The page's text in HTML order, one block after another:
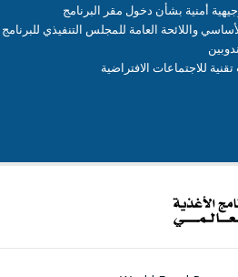
أمنية بشأن دخول مقر البرنامج
واللائحة العامة للمجلس التنفيذي للبرنامج
للاجتماعات الافتراضية